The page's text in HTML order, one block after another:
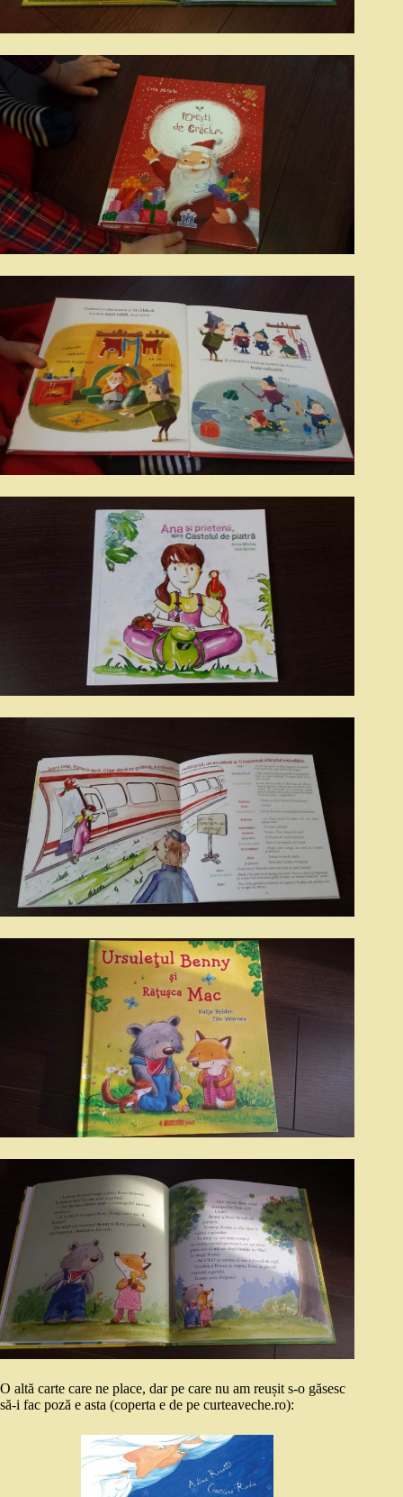
O altă carte care ne place, dar pe care nu am reușit s-o găsesc
să-i fac poză e asta (coperta e de pe curteaveche.ro):